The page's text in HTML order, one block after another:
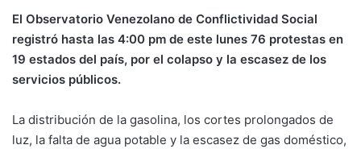
El Observatorio Venezolano de Conflictividad Social
registró hasta las 4:00 pm de este lunes 76 protestas en
19 estados del país, por el colapso y la escasez de los
servicios públicos.
La distribución de la gasolina, los cortes prolongados de
luz, la falta de agua potable y la escasez de gas doméstico,